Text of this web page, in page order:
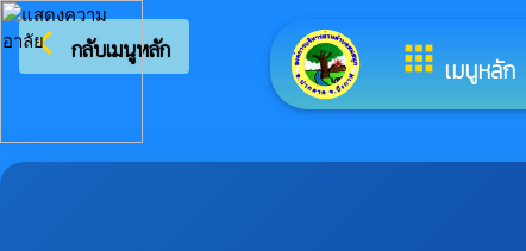
apps เมนูหลัก
arrow_back_ios กลับเมนูหลัก